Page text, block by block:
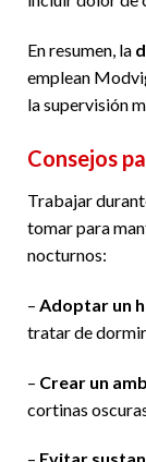
En resumen, la
emplean
la supervisión
Consejos
Trabajar
tomar para
nocturnos:
– Adoptar un
tratar de dormir
– Crear un
cortinas